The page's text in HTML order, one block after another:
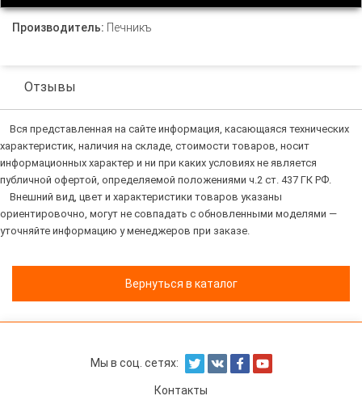
Производитель: Печникъ
Отзывы
Вся представленная на сайте информация, касающаяся технических
характеристик, наличия на складе, стоимости товаров, носит
информационных характер и ни при каких условиях не является
публичной офертой, определяемой положениями ч.2 ст. 437 ГК РФ.
Внешний вид, цвет и характеристики товаров указаны
ориентировочно, могут не совпадать с обновленными моделями —
уточняйте информацию у менеджеров при заказе.
Вернуться в каталог
Мы в соц. сетях:
Контакты